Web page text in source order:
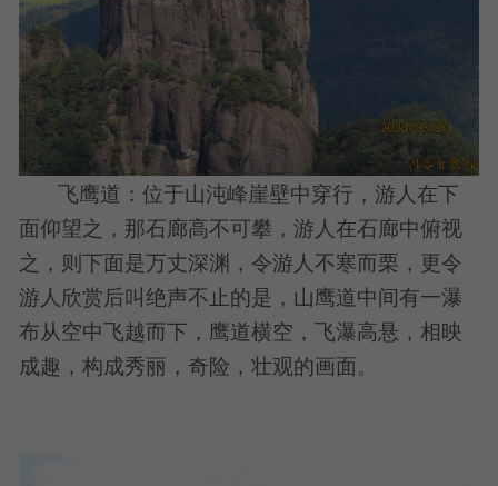
飞鹰道：位于山沌峰崖壁中穿行，游人在下
面仰望之，那石廊高不可攀，游人在石廊中俯视
之，则下面是万丈深渊，令游人不寒而栗，更令
游人欣赏后叫绝声不止的是，山鹰道中间有一瀑
布从空中飞越而下，鹰道横空，飞瀑高悬，相映
成趣，构成秀丽，奇险，壮观的画面。